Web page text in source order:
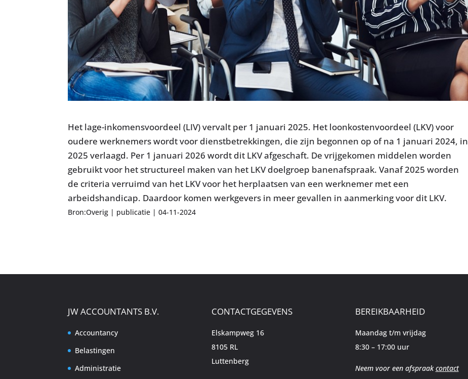
Het lage-inkomensvoordeel (LIV) vervalt per 1 januari 2025. Het loonkostenvoordeel (LKV) voor
oudere werknemers wordt voor dienstbetrekkingen, die zijn begonnen op of na 1 januari 2024, in
2025 verlaagd. Per 1 januari 2026 wordt dit LKV afgeschaft. De vrijgekomen middelen worden
gebruikt voor het structureel maken van het LKV doelgroep banenafspraak. Vanaf 2025 worden
de criteria verruimd van het LKV voor het herplaatsen van een werknemer met een
arbeidshandicap. Daardoor komen werkgevers in meer gevallen in aanmerking voor dit LKV.
Bron:Overig | publicatie | 04-11-2024
JW ACCOUNTANTS B.V.
Accountancy
Belastingen
Administratie
CONTACTGEGEVENS
Elskampweg 16
8105 RL
Luttenberg
BEREIKBAARHEID
Maandag t/m vrijdag
8:30 – 17:00 uur
Neem voor een afspraakcontact